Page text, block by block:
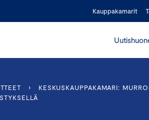
Kauppakamarit
›
KESKUSKAUPPAKAMARI: